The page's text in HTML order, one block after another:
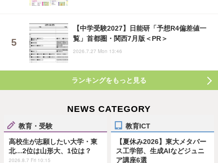
【中学受験2027】日能研「予想R4偏差値一
覧」首都圏・関西7月版＜PR＞
2026.7.27 Mon 13:46
ランキングをもっと見る
NEWS CATEGORY
教育・受験
高校生が志願したい大学・東
北…2位は山形大、1位は？
2026.8.7 Fri 10:15
教育ICT
【夏休み2026】東大メタバー
ス工学部、生成AIなどジュニ
ア講座6選